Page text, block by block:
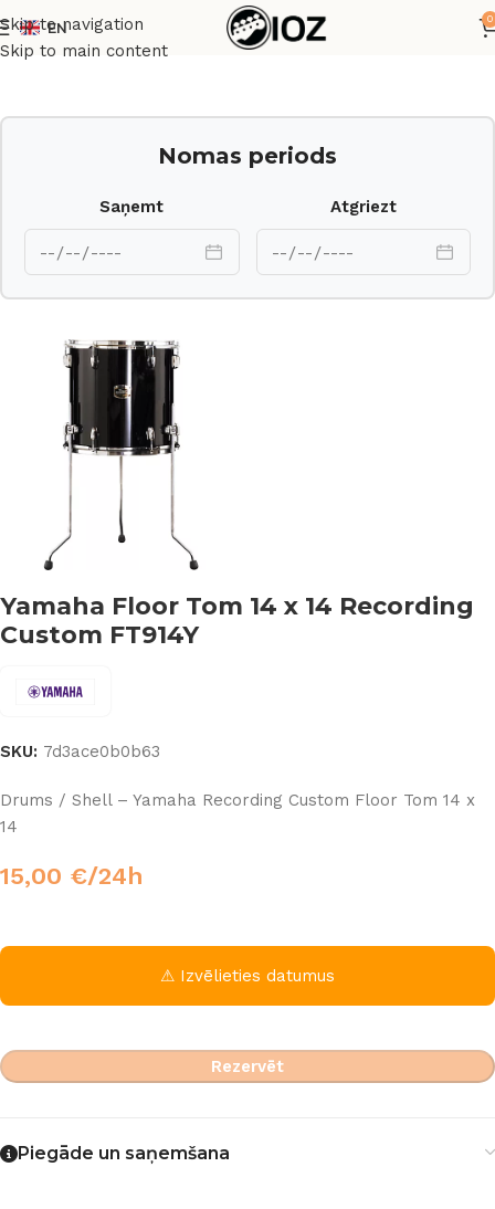
Skip to navigation
Skip to main content
EN
0
Sākums Bungas Korpusi
Nomas periods
Saņemt Atgriezt
Yamaha Floor Tom 14 x 14 Recording
Custom FT914Y
SKU: 7d3ace0b0b63
Drums / Shell – Yamaha Recording Custom Floor Tom 14 x
14
15,00 €/24h
⚠ Izvēlieties datumus
Rezervēt
Piegāde un saņemšana